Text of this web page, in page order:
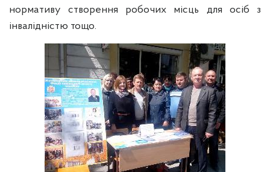
нормативу створення робочих місць для осіб з
інвалідністю тощо.